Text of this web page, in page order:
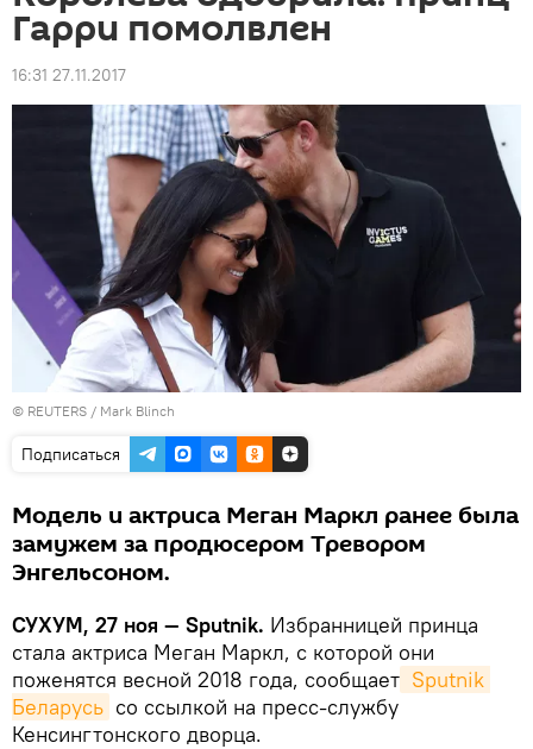
Гарри помолвлен
16:31 27.11.2017
© REUTERS / Mark Blinch
Подписаться
Модель и актриса Меган Маркл ранее была
замужем за продюсером Тревором
Энгельсоном.
СУХУМ, 27 ноя — Sputnik. Избранницей принца
стала актриса Меган Маркл, с которой они
поженятся весной 2018 года, сообщает Sputnik
Беларусь со ссылкой на пресс-службу
Кенсингтонского дворца.